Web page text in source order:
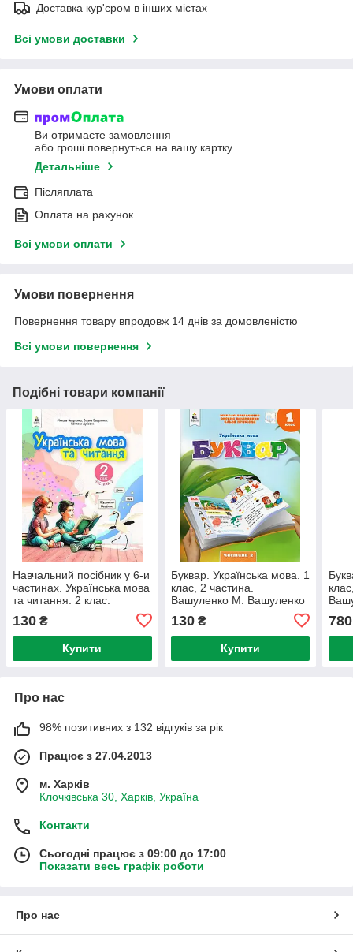
Доставка кур'єром в інших містах
Всі умови доставки
Умови оплати
Ви отримаєте замовлення
або гроші повернуться на вашу картку
Детальніше
Післяплата
Оплата на рахунок
Всі умови оплати
Умови повернення
Повернення товару впродовж 14 днів за домовленістю
Всі умови повернення
Подібні товари компанії
Навчальний посібник у 6-и
частинах. Українська мова
та читання. 2 клас.
Частина 2. М.Вашуленко,
О. Вашуленко
130 ₴
Купити
Буквар. Українська мова. 1
клас, 2 частина.
Вашуленко М. Вашуленко
130₴
Купити
780
Про нас
98% позитивних з 132 відгуків за рік
Працює з 27.04.2013
м. Харків
Клочківська 30, Харків, Україна
Контакти
Сьогодні працює з 09:00 до 17:00
Показати весь графік роботи
Про нас